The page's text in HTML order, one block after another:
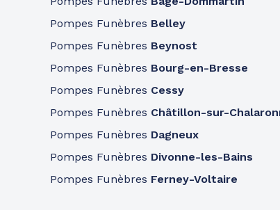
Pompes Funèbres Belley
Pompes Funèbres Beynost
Pompes Funèbres Bourg-en-Bresse
Pompes Funèbres Cessy
Pompes Funèbres Châtillon-sur-
Pompes Funèbres Dagneux
Pompes Funèbres Divonne-les-Bains
Pompes Funèbres Ferney-Voltaire